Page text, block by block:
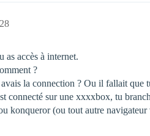
as accès à internet.
?
la connection ? Ou il fallait que
connecté sur une xxxxbox, tu
konqueror (ou tout autre